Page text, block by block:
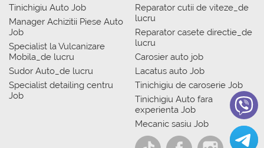
Tinichigiu Auto Job
Manager Achizitii Piese Auto
Job
Specialist la Vulcanizare
Mobila_de lucru
Sudor Auto_de lucru
Specialist detailing centru
Job
Reparator cutii de viteze_de
lucru
Reparator casete directie_de
lucru
Carosier auto job
Lacatus auto Job
Tinichigiu de caroserie Job
Tinichigiu Auto fara
experienta Job
Mecanic sasiu Job